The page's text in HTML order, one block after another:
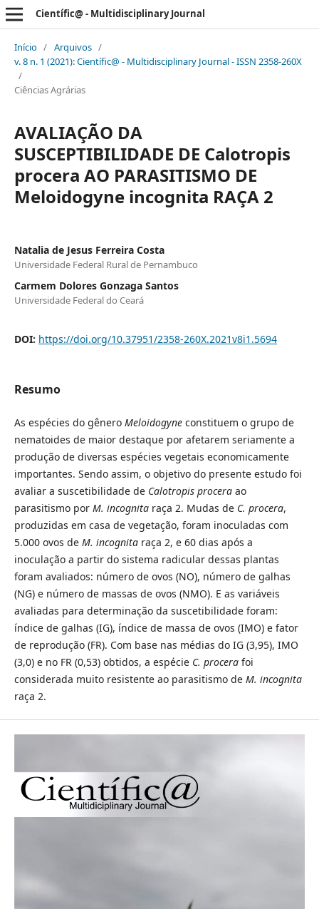
Científic@ - Multidisciplinary Journal
Início / Arquivos /
v. 8 n. 1 (2021): Científic@ - Multidisciplinary Journal - ISSN 2358-260X
/
Ciências Agrárias
AVALIAÇÃO DA
SUSCEPTIBILIDADE DE Calotropis
procera AO PARASITISMO DE
Meloidogyne incognita RAÇA 2
Natalia de Jesus Ferreira Costa
Universidade Federal Rural de Pernambuco
Carmem Dolores Gonzaga Santos
Universidade Federal do Ceará
DOI: https://doi.org/10.37951/2358-260X.2021v8i1.5694
Resumo
As espécies do gênero Meloidogyneconstituem o grupo de
nematoides de maior destaque por afetarem seriamente a
produção de diversas espécies vegetais economicamente
importantes. Sendo assim, o objetivo do presente estudo foi
avaliar a suscetibilidade de Calotropis proceraao
parasitismo por M. incognitaraça 2. Mudas de C. procera,
produzidas em casa de vegetação, foram inoculadas com
5.000 ovos de M. incognitaraça 2, e 60 dias após a
inoculação a partir do sistema radicular dessas plantas
foram avaliados: número de ovos (NO), número de galhas
(NG) e número de massas de ovos (NMO). E as variáveis
avaliadas para determinação da suscetibilidade foram:
índice de galhas (IG), índice de massa de ovos (IMO) e fator
de reprodução (FR). Com base nas médias do IG (3,95), IMO
(3,0) e no FR (0,53) obtidos, a espécie C. procerafoi
considerada muito resistente ao parasitismo de M. incognita
raça 2.